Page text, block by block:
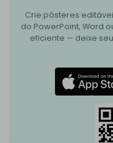
Crie pôsteres
do PowerPoint, Word
eficiente — deixe